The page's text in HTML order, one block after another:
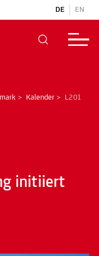
DE EN
> Kalender >
L201
initiiert